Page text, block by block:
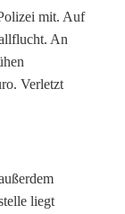
mit. Auf
An
Verletzt
liegt